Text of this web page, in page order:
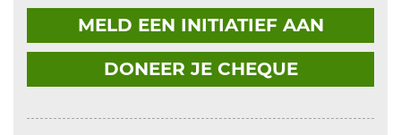
MELD EEN INITIATIEF AAN
DONEER JE CHEQUE